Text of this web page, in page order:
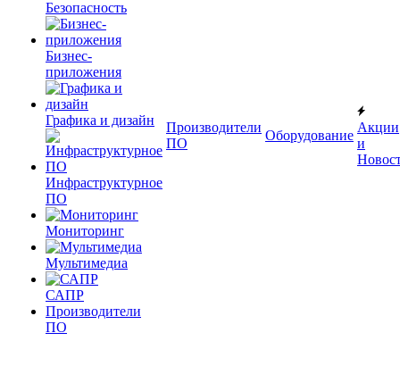
Безопасность
Бизнес-
приложения
Графика и дизайн
Инфраструктурное
ПО
Мониторинг
Мультимедиа
САПР
Производители
ПО
Производители
ПО
Оборудование
Акции
и